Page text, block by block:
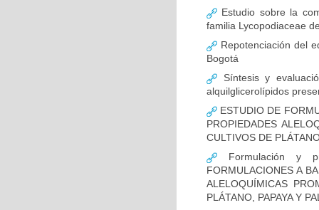
Estudio sobre la
familia Lycopodiaceae
Repotenciación del
Bogotá
Síntesis y
alquilglicerolípidos
ESTUDIO DE
PROPIEDADES
CULTIVOS DE
Formulación y
FORMULACIONES A
ALELOQUÍMICAS
PLÁTANO, PAPAYA Y